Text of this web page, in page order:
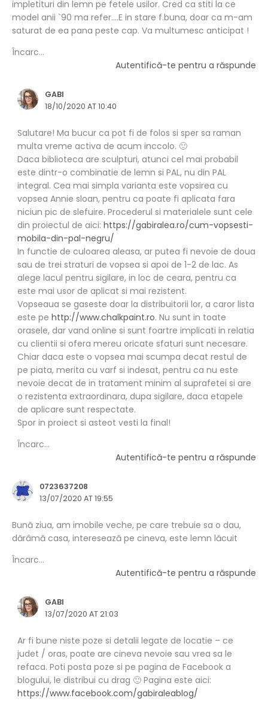
impletituri din lemn pe fetele usilor. Cred ca stiti la ce
model anii `90 ma refer….E in stare f.buna, doar ca m-am
saturat de ea pana peste cap. Va multumesc anticipat !
Încarc...
Autentifică-te pentru a răspunde
GABI
18/10/2020 AT 10:40
Salutare! Ma bucur ca pot fi de folos si sper sa raman
multa vreme activa de acum inccolo. 🙂
Daca biblioteca are sculpturi, atunci cel mai probabil
este dintr-o combinatie de lemn si PAL, nu din PAL
integral. Cea mai simpla varianta este vopsirea cu
vopsea Annie sloan, pentru ca poate fi aplicata fara
niciun pic de slefuire. Procederul si materialele sunt cele
din proiectul de aici:https://gabiralea.ro/cum-vopsesti-
mobila-din-pal-negru/
In functie de culoarea aleasa, ar putea fi nevoie de doua
sau de trei straturi de vopsea si apoi de 1-2 de lac. As
alege lacul pentru sigilare, in loc de ceara, pentru ca
este mai usor de aplicat si mai rezistent.
Vopseaua se gaseste doar la distribuitorii lor, a caror lista
este pehttp://www.chalkpaint.ro. Nu sunt in toate
orasele, dar vand online si sunt foartre implicati in relatia
cu clientii si ofera mereu oricate sfaturi sunt necesare.
Chiar daca este o vopsea mai scumpa decat restul de
pe piata, merita cu varf si indesat, pentru ca nu este
nevoie decat de in tratament minim al suprafetei si are
o rezistenta extraordinara, dupa sigilare, daca etapele
de aplicare sunt respectate.
Spor in proiect si asteot vesti la final!
Încarc...
Autentifică-te pentru a răspunde
0723637208
13/07/2020 AT 19:55
Bună ziua, am imobile veche, pe care trebuie sa o dau,
dărâmă casa, interesează pe cineva, este lemn lăcuit
Încarc...
Autentifică-te pentru a răspunde
GABI
13/07/2020 AT 21:03
Ar fi bune niste poze si detalii legate de locatie – ce
judet / oras, poate are cineva nevoie sau vrea sa le
refaca. Poti posta poze si pe pagina de Facebook a
blogului, le distribui cu drag 🙂 Pagina este aici:
https://www.facebook.com/gabiraleablog/